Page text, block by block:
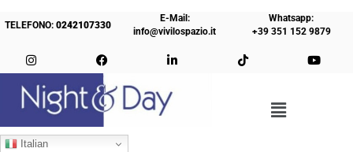
TELEFONO:0242107330
E-Mail:
info@vivilospazio.it
Whatsapp:
+39 351 152 9879
Italian